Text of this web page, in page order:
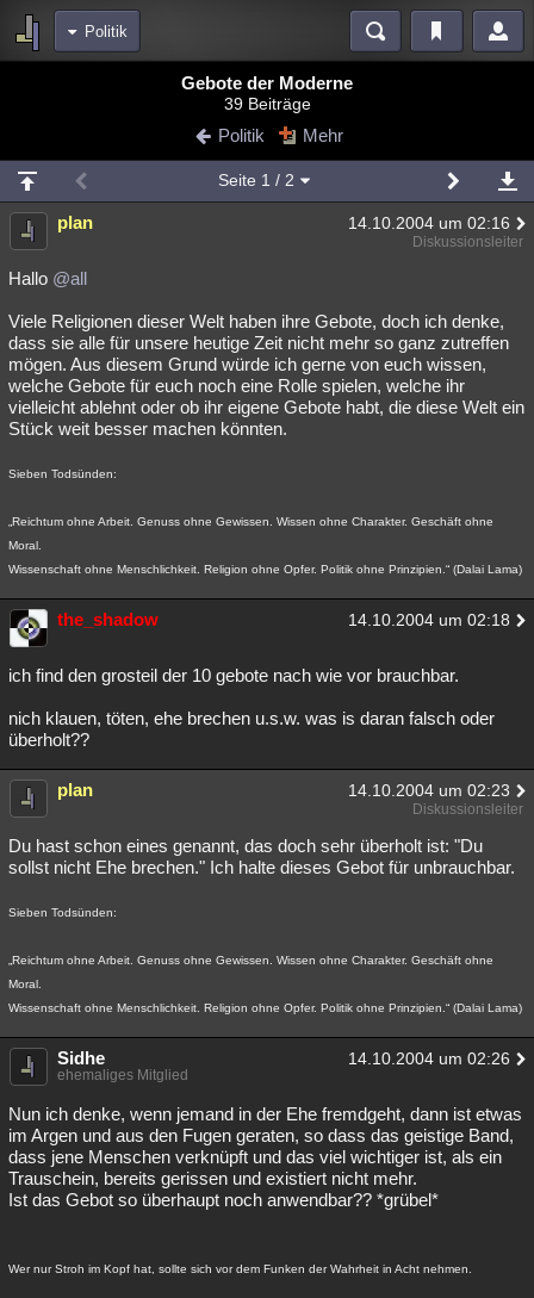
Politik
Blogs
Chat Wiki Neuigkeiten
meine Rubriken
Menschen Mystery Kriminalfälle
Spiritualität
Natur Umfragen Unterhaltung
weitere Rubriken
Philosophie Träume Orte Esoterik Literatur
Astronomie Helpdesk Gruppen
Übersichten
Lesenswert
Gebote der Moderne
39 Beiträge
Politik Mehr
Seite 1 / 2
plan 14.10.2004 um 02:16
Diskussionsleiter
Hallo @all
Viele Religionen dieser Welt haben ihre Gebote, doch ich denke,
dass sie alle für unsere heutige Zeit nicht mehr so ganz zutreffen
mögen. Aus diesem Grund würde ich gerne von euch wissen,
welche Gebote für euch noch eine Rolle spielen, welche ihr
vielleicht ablehnt oder ob ihr eigene Gebote habt, die diese Welt ein
Stück weit besser machen könnten.
Sieben Todsünden:
„Reichtum ohne Arbeit. Genuss ohne Gewissen. Wissen ohne Charakter. Geschäft ohne
Moral.
Wissenschaft ohne Menschlichkeit. Religion ohne Opfer. Politik ohne Prinzipien.“ (Dalai Lama)
the_shadow 14.10.2004 um 02:18
ich find den grosteil der 10 gebote nach wie vor brauchbar.
nich klauen, töten, ehe brechen u.s.w. was is daran falsch oder
überholt??
plan 14.10.2004 um 02:23
Diskussionsleiter
Du hast schon eines genannt, das doch sehr überholt ist: "Du
sollst nicht Ehe brechen." Ich halte dieses Gebot für unbrauchbar.
Sieben Todsünden:
„Reichtum ohne Arbeit. Genuss ohne Gewissen. Wissen ohne Charakter. Geschäft ohne
Moral.
Wissenschaft ohne Menschlichkeit. Religion ohne Opfer. Politik ohne Prinzipien.“ (Dalai Lama)
Sidhe 14.10.2004 um 02:26
ehemaliges Mitglied
Nun ich denke, wenn jemand in der Ehe fremdgeht, dann ist etwas
im Argen und aus den Fugen geraten, so dass das geistige Band,
dass jene Menschen verknüpft und das viel wichtiger ist, als ein
Trauschein, bereits gerissen und existiert nicht mehr.
Ist das Gebot so überhaupt noch anwendbar?? *grübel*
Wer nur Stroh im Kopf hat, sollte sich vor dem Funken der Wahrheit in Acht nehmen.